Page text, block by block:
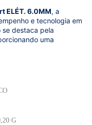
ELÉT. 6.0MM, a
e tecnologia em
se destaca pela
uma
G